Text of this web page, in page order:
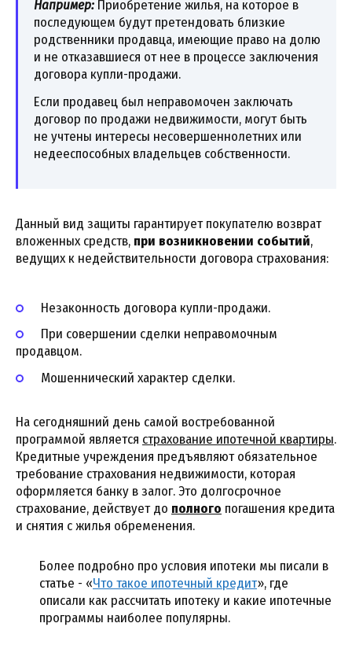
Например: Приобретение жилья, на которое в
последующем будут претендовать близкие
родственники продавца, имеющие право на долю
и не отказавшиеся от нее в процессе заключения
договора купли-продажи.
Если продавец был неправомочен заключать
договор по продажи недвижимости, могут быть
не учтены интересы несовершеннолетних или
недееспособных владельцев собственности.
Данный вид защиты гарантирует покупателю возврат
вложенных средств, при возникновении событий,
ведущих к недействительности договора страхования:
Незаконность договора купли-продажи.
При совершении сделки неправомочным
продавцом.
Мошеннический характер сделки.
На сегодняшний день самой востребованной
программой является страхование ипотечной квартиры.
Кредитные учреждения предъявляют обязательное
требование страхования недвижимости, которая
оформляется банку в залог. Это долгосрочное
страхование, действует до полного погашения кредита
и снятия с жилья обременения.
Более подробно про условия ипотеки мы писали в
статье - «Что такое ипотечный кредит», где
описали как рассчитать ипотеку и какие ипотечные
программы наиболее популярны.